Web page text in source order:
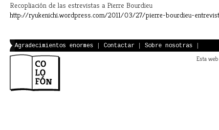
Recopliación de las estrevistas a Pierre Bourdieu
http://ryukenichi.wordpress.com/2011/03/27/pierre-bourdieu-
Agradecimientos enormes Contactar Sobre nosotras
Esta